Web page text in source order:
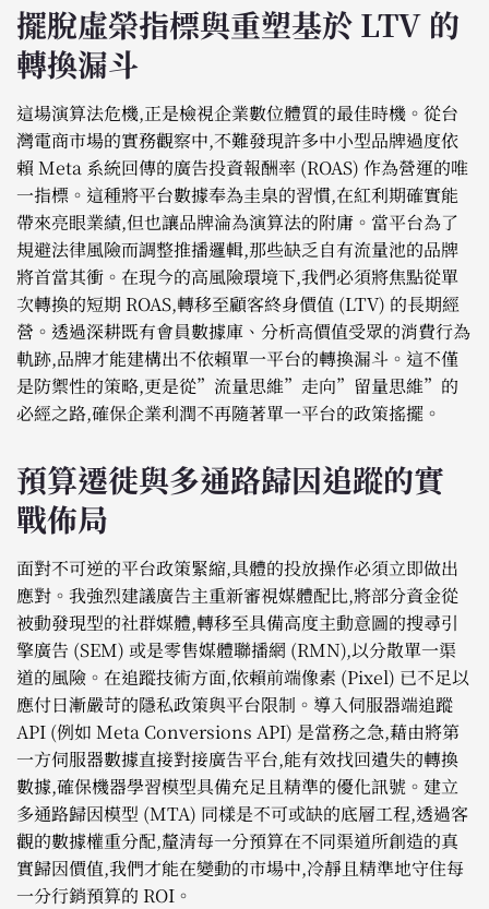
擺脫虛榮指標與重塑基於 LTV 的
轉換漏斗
這場演算法危機,正是檢視企業數位體質的最佳時機。從台
灣電商市場的實務觀察中,不難發現許多中小型品牌過度依
賴 Meta 系統回傳的廣告投資報酬率 (ROAS) 作為營運的唯
一指標。這種將平台數據奉為圭臬的習慣,在紅利期確實能
帶來亮眼業績,但也讓品牌淪為演算法的附庸。當平台為了
規避法律風險而調整推播邏輯,那些缺乏自有流量池的品牌
將首當其衝。在現今的高風險環境下,我們必須將焦點從單
次轉換的短期 ROAS,轉移至顧客終身價值 (LTV) 的長期經
營。透過深耕既有會員數據庫、分析高價值受眾的消費行為
軌跡,品牌才能建構出不依賴單一平台的轉換漏斗。這不僅
是防禦性的策略,更是從”流量思維”走向”留量思維”的
必經之路,確保企業利潤不再隨著單一平台的政策搖擺。
預算遷徙與多通路歸因追蹤的實
戰佈局
面對不可逆的平台政策緊縮,具體的投放操作必須立即做出
應對。我強烈建議廣告主重新審視媒體配比,將部分資金從
被動發現型的社群媒體,轉移至具備高度主動意圖的搜尋引
擎廣告 (SEM) 或是零售媒體聯播網 (RMN),以分散單一渠
道的風險。在追蹤技術方面,依賴前端像素 (Pixel) 已不足以
應付日漸嚴苛的隱私政策與平台限制。導入伺服器端追蹤
API (例如 Meta Conversions API) 是當務之急,藉由將第
一方伺服器數據直接對接廣告平台,能有效找回遺失的轉換
數據,確保機器學習模型具備充足且精準的優化訊號。建立
多通路歸因模型 (MTA) 同樣是不可或缺的底層工程,透過客
觀的數據權重分配,釐清每一分預算在不同渠道所創造的真
實歸因價值,我們才能在變動的市場中,冷靜且精準地守住每
一分行銷預算的 ROI。